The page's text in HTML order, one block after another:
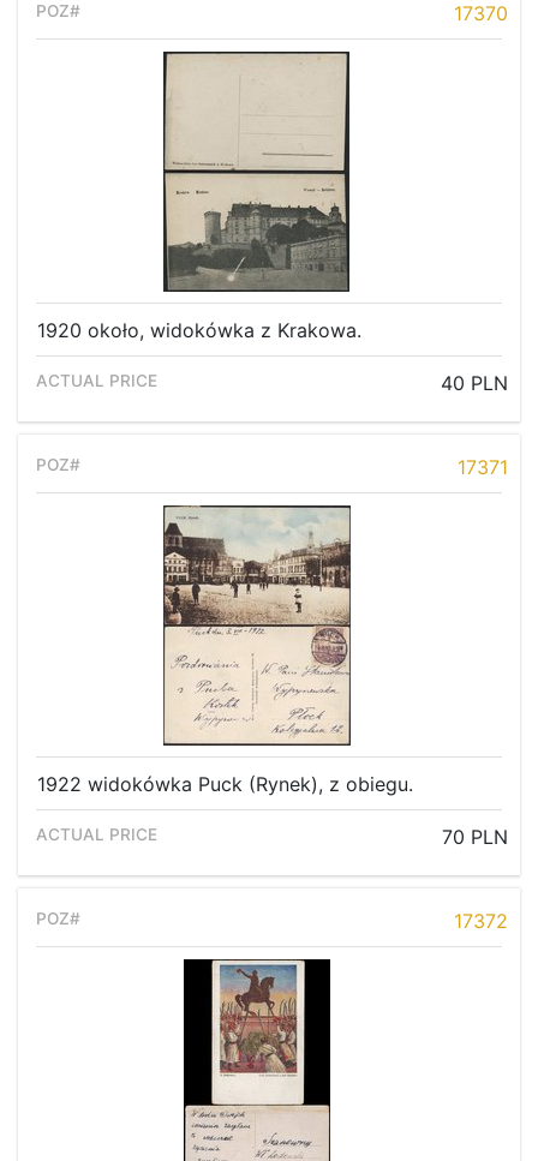
17370
1920 około, widokówka z Krakowa.
40 PLN
17371
1922 widokówka Puck (Rynek), z obiegu.
70 PLN
17372